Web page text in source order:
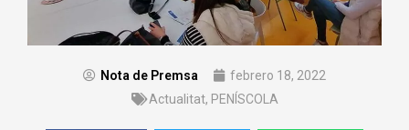
Nota de Premsa
febrero 18, 2022
Actualitat, PENÍSCOLA